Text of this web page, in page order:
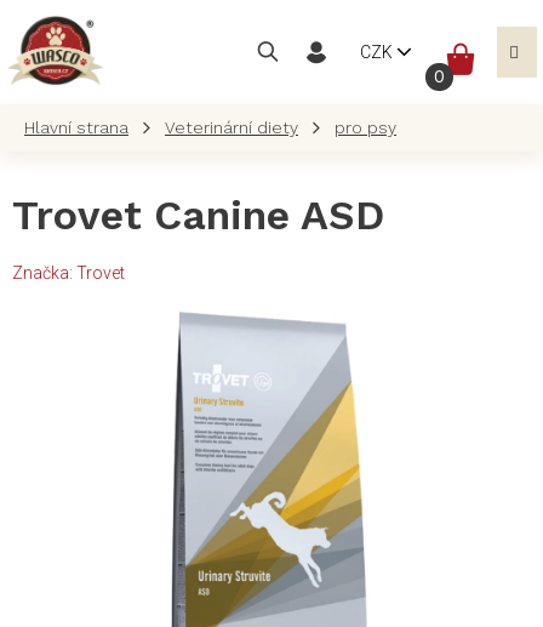
obsah
CZK
Veterinární diety pro psy
Trovet Canine ASD
Značka: Trovet